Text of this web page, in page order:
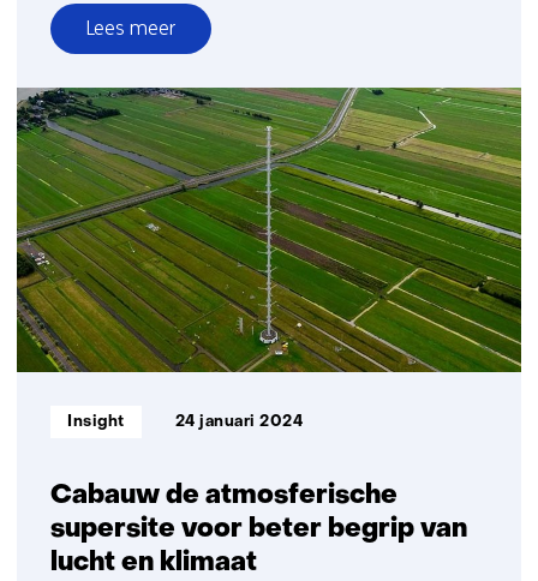
Lees meer
over
Fijnstof,
een
ongrijpbaar
probleem,
maar
wat
is
fijnstof?
Cabauw de atmosferische
supersite voor beter begrip van
lucht en klimaat
Informatietype:
Insight 24 januari 2024